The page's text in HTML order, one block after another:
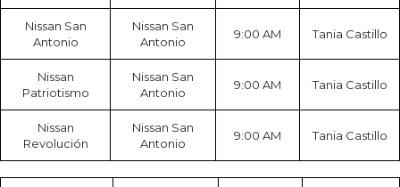
Nissan San
Antonio
Nissan San
Antonio
9:00 AM Tania Castillo
Nissan
Patriotismo
Nissan San
Antonio
9:00 AM Tania Castillo
Nissan
Revolución
Nissan San
Antonio
9:00 AM Tania Castillo